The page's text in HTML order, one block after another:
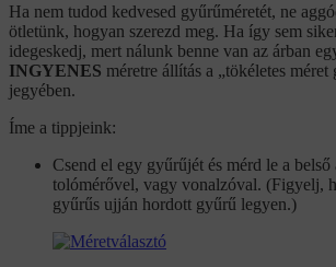
Ha nem tudod kedvesed gyűrűméretét, ne
ötletünk, hogyan szerezd meg. Ha így sem
idegeskedj, mert nálunk benne van az árban
INGYENES méretre állítás a „tökéletes méret
jegyében.
Íme a tippjeink:
Csend el egy gyűrűjét és mérd le a belső
tolómérővel, vagy vonalzóval. (Figyelj,
gyűrűs ujján hordott gyűrű legyen.)